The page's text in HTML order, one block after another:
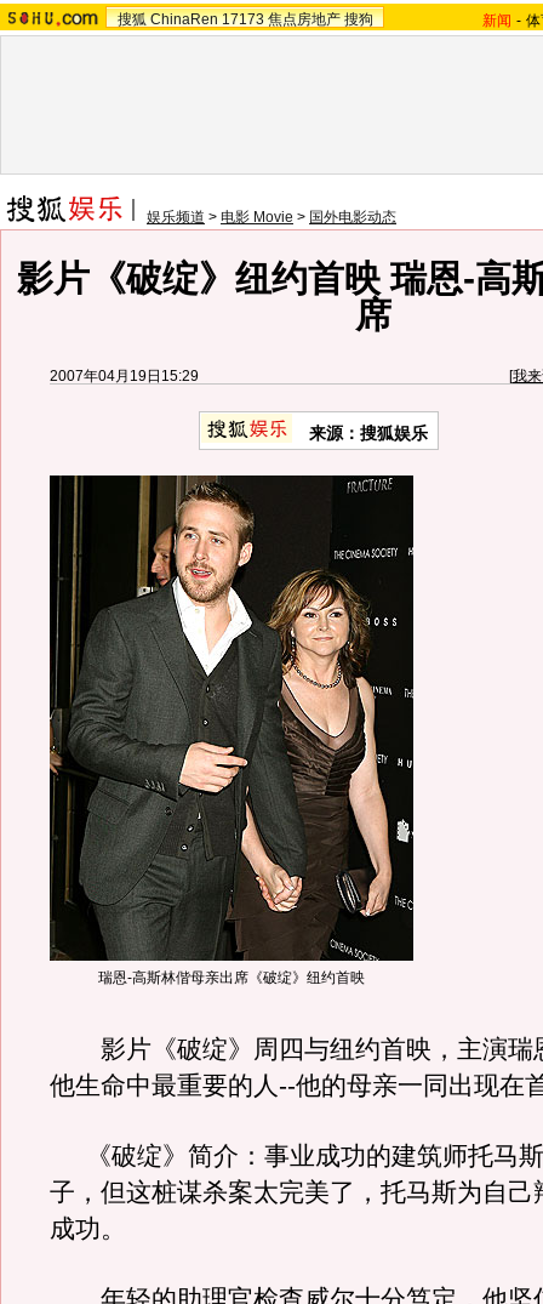
搜狐 ChinaRen 17173 焦点房地产 搜狗 新闻 -
娱乐频道 > 电影 Movie > 国外电影动态
影片《破绽》纽约首映 瑞恩-高
席
2007年04月19日15:29 [我
来源：搜狐娱乐
瑞恩-高斯林偕母亲出席《破绽》纽约首映
影片《破绽》周四与纽约首映，主演瑞
他生命中最重要的人--他的母亲一同出现在
《破绽》简介：事业成功的建筑师托马
子，但这桩谋杀案太完美了，托马斯为自己
成功。